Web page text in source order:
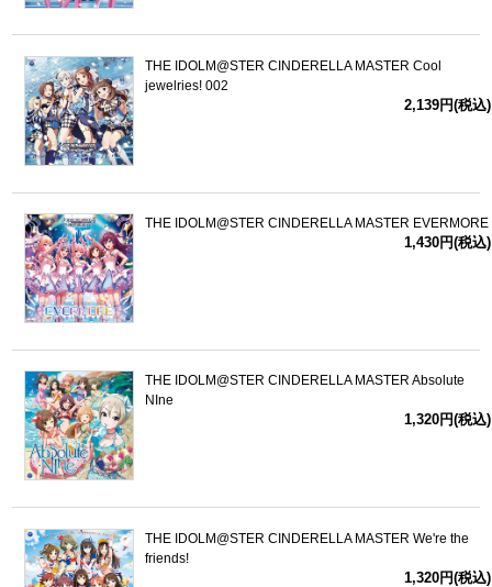
THE IDOLM@STER CINDERELLA MASTER Cool
jewelries! 002
2,139円(税込)
THE IDOLM@STER CINDERELLA MASTER EVERMORE
1,430円(税込)
THE IDOLM@STER CINDERELLA MASTER Absolute
NIne
1,320円(税込)
THE IDOLM@STER CINDERELLA MASTER We're the
friends!
1,320円(税込)